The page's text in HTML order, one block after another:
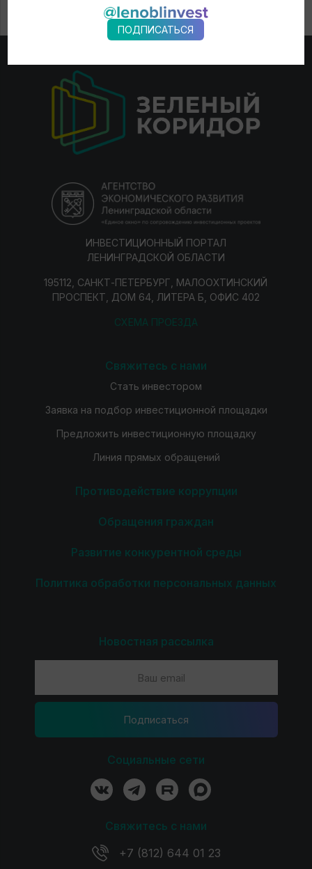
ИНВЕСТИЦИОННЫЙ ПОРТАЛ
ЛЕНИНГРАДСКОЙ ОБЛАСТИ
195112, САНКТ-ПЕТЕРБУРГ, МАЛООХТИНСКИЙ
ПРОСПЕКТ, ДОМ 64, ЛИТЕРА Б, ОФИС 402
СХЕМА ПРОЕЗДА
Свяжитесь с нами
Стать инвестором
Заявка на подбор инвестиционной площадки
Предложить инвестиционную площадку
Линия прямых обращений
Противодействие коррупции
Обращения граждан
Развитие конкурентной среды
Политика обработки персональных данных
Новостная рассылка
Подпиcаться
Социальные сети
Свяжитесь с нами
+7 (812) 644 01 23
ПОДПИСАТЬСЯ